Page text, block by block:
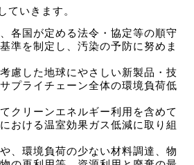
ていきます。
各国が定める法令・協定等の順守
準を制定し、汚染の予防に努めま
慮した地球にやさしい新製品・技
プライチェーン全体の環境負荷低
クリーンエネルギー利用を含めて
おける温室効果ガス低減に取り組
、環境負荷の少ない材料調達、物